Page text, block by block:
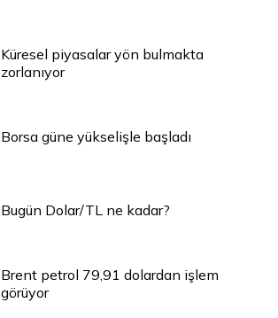
Küresel piyasalar yön bulmakta
zorlanıyor
Borsa güne yükselişle başladı
Bugün Dolar/TL ne kadar?
Brent petrol 79,91 dolardan işlem
görüyor